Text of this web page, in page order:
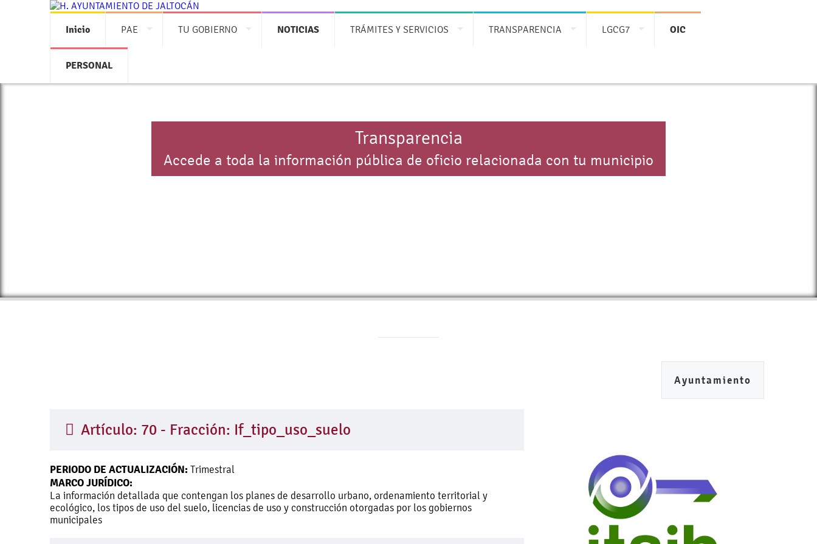
Inicio PAE TU GOBIERNO NOTICIAS TRÁMITES Y SERVICIOS TRANSPARENCIA LGCG7 OIC
PERSONAL
Transparencia
Accede a toda la información pública de oficio relacionada con tu municipio
Ayuntamiento
Artículo: 70 - Fracción: If_tipo_uso_suelo
PERIODO DE ACTUALIZACIÓN: Trimestral
MARCO JURÍDICO:
La información detallada que contengan los planes de desarrollo urbano, ordenamiento territorial y
ecológico, los tipos de uso del suelo, licencias de uso y construcción otorgadas por los gobiernos
municipales